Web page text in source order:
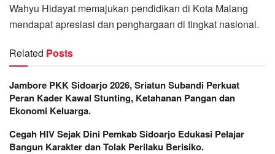
Wahyu Hidayat memajukan pendidikan di Kota Malang
mendapat apresiasi dan penghargaan di tingkat nasional.
Related Posts
Jambore PKK Sidoarjo 2026, Sriatun Subandi Perkuat
Peran Kader Kawal Stunting, Ketahanan Pangan dan
Ekonomi Keluarga.
Cegah HIV Sejak Dini Pemkab Sidoarjo Edukasi Pelajar
Bangun Karakter dan Tolak Perilaku Berisiko.